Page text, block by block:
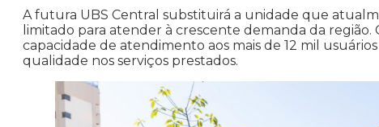
A futura UBS Central substituirá a unidade que
limitado para atender à crescente demanda da
capacidade de atendimento aos mais de 12 mil
qualidade nos serviços prestados.